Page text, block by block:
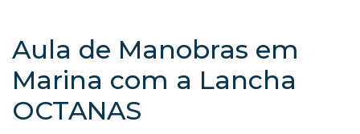
Aula de Manobras em
Marina com a Lancha
OCTANAS